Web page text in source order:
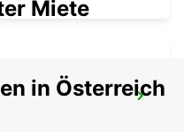
Miete
in Österreich